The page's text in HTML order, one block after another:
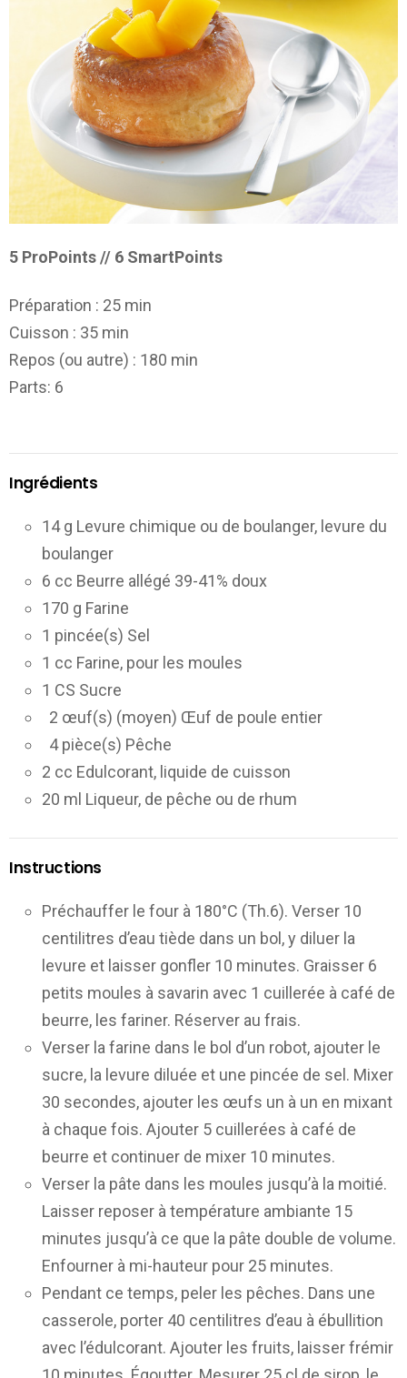
5 ProPoints // 6 SmartPoints
Préparation : 25 min
Cuisson : 35 min
Repos (ou autre) : 180 min
Parts: 6
Ingrédients
14 g Levure chimique ou de boulanger, levure du
boulanger
6 cc Beurre allégé 39-41% doux
170 g Farine
1 pincée(s) Sel
1 cc Farine, pour les moules
1 CS Sucre
2 œuf(s) (moyen) Œuf de poule entier
4 pièce(s) Pêche
2 cc Edulcorant, liquide de cuisson
20 ml Liqueur, de pêche ou de rhum
Instructions
Préchauffer le four à 180°C (Th.6). Verser 10
centilitres d’eau tiède dans un bol, y diluer la
levure et laisser gonfler 10 minutes. Graisser 6
petits moules à savarin avec 1 cuillerée à café de
beurre, les fariner. Réserver au frais.
Verser la farine dans le bol d’un robot, ajouter le
sucre, la levure diluée et une pincée de sel. Mixer
30 secondes, ajouter les œufs un à un en mixant
à chaque fois. Ajouter 5 cuillerées à café de
beurre et continuer de mixer 10 minutes.
Verser la pâte dans les moules jusqu’à la moitié.
Laisser reposer à température ambiante 15
minutes jusqu’à ce que la pâte double de volume.
Enfourner à mi-hauteur pour 25 minutes.
Pendant ce temps, peler les pêches. Dans une
casserole, porter 40 centilitres d’eau à ébullition
avec l’édulcorant. Ajouter les fruits, laisser frémir